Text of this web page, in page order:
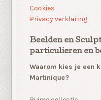
Cookies
Privacy verklaring
Beelden en
particulieren en
Waarom kies je een
Martinique?